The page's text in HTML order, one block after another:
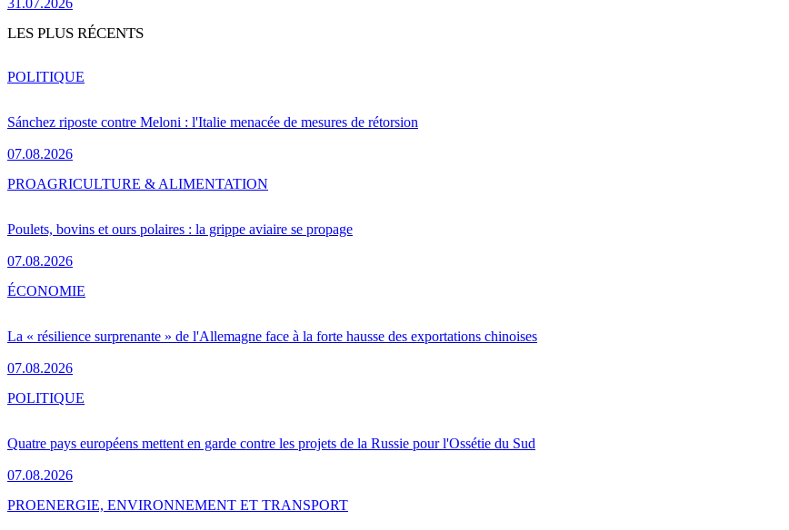
LES PLUS RÉCENTS
Sánchez riposte contre Meloni : l'Italie menacée de mesures de rétorsion
07.08.2026
POLITIQUE
Poulets, bovins et ours polaires : la grippe aviaire se propage
07.08.2026
PROAGRICULTURE & ALIMENTATION
La « résilience surprenante » de l'Allemagne face à la forte hausse des exportations chinoises
07.08.2026
ÉCONOMIE
Quatre pays européens mettent en garde contre les projets de la Russie pour l'Ossétie du Sud
07.08.2026
POLITIQUE
PROENERGIE, ENVIRONNEMENT ET TRANSPORT